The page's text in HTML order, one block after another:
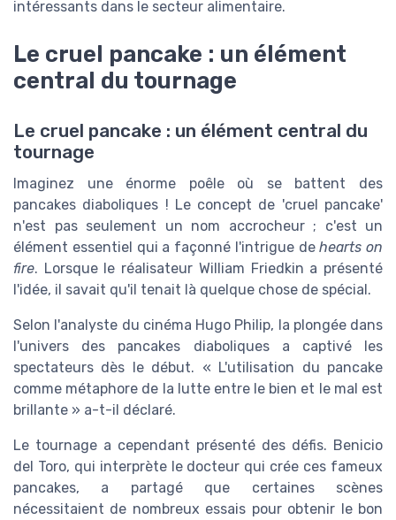
intéressants dans le secteur alimentaire.
Le cruel pancake : un élément
central du tournage
Le cruel pancake : un élément central du
tournage
Imaginez une énorme poêle où se battent des
pancakes diaboliques ! Le concept de 'cruel pancake'
n'est pas seulement un nom accrocheur ; c'est un
élément essentiel qui a façonné l'intrigue dehearts on
fire. Lorsque le réalisateur William Friedkin a présenté
l'idée, il savait qu'il tenait là quelque chose de spécial.
Selon l'analyste du cinéma Hugo Philip, la plongée dans
l'univers des pancakes diaboliques a captivé les
spectateurs dès le début. « L'utilisation du pancake
comme métaphore de la lutte entre le bien et le mal est
brillante » a-t-il déclaré.
Le tournage a cependant présenté des défis. Benicio
del Toro, qui interprète le docteur qui crée ces fameux
pancakes, a partagé que certaines scènes
nécessitaient de nombreux essais pour obtenir le bon